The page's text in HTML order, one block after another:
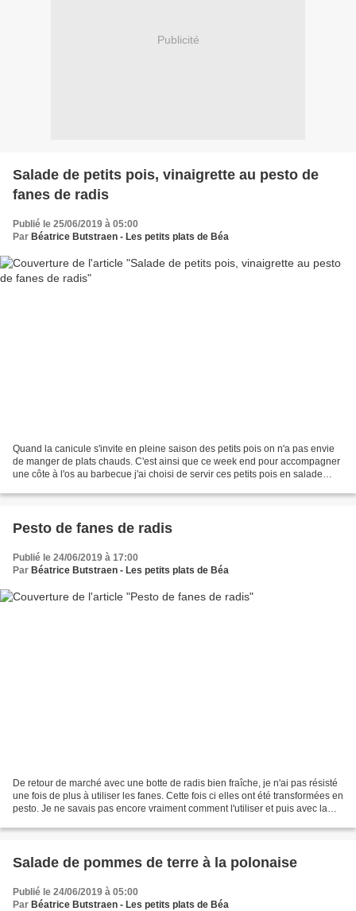
Publicité
Salade de petits pois, vinaigrette au pesto de
fanes de radis
Publié le 25/06/2019 à 05:00
Par Béatrice Butstraen - Les petits plats de Béa
Quand la canicule s'invite en pleine saison des petits pois on n'a pas envie
de manger de plats chauds. C'est ainsi que ce week end pour accompagner
une côte à l'os au barbecue j'ai choisi de servir ces petits pois en salade
Pesto de fanes de radis
Publié le 24/06/2019 à 17:00
Par Béatrice Butstraen - Les petits plats de Béa
De retour de marché avec une botte de radis bien fraîche, je n'ai pas résisté
une fois de plus à utiliser les fanes. Cette fois ci elles ont été transformées en
pesto. Je ne savais pas encore vraiment comment l'utiliser et puis avec la
Salade de pommes de terre à la polonaise
Publié le 24/06/2019 à 05:00
Par Béatrice Butstraen - Les petits plats de Béa